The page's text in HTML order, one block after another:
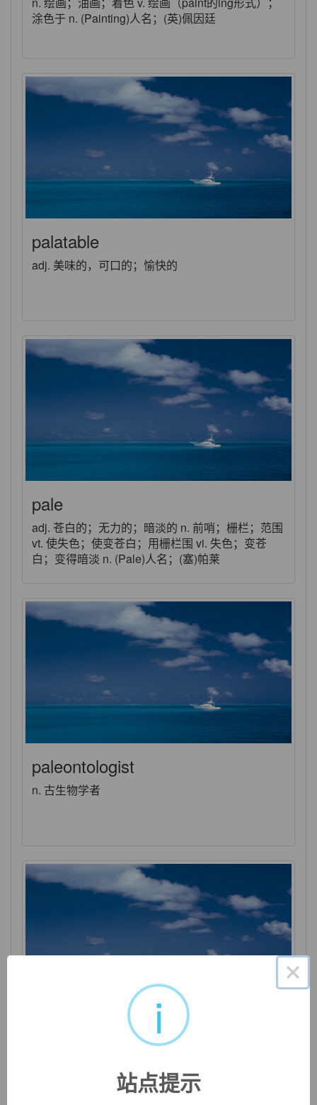
涂色于 n. (Painting)人名；(英)佩因廷
palatable
adj. 美味的，可口的；愉快的
pale
adj. 苍白的；无力的；暗淡的 n. 前哨；栅栏；范围
vt. 使失色；使变苍白；用栅栏围 vi. 失色；变苍
白；变得暗淡 n. (Pale)人名；(塞)帕莱
paleontologist
n. 古生物学者
×
i
站点提示